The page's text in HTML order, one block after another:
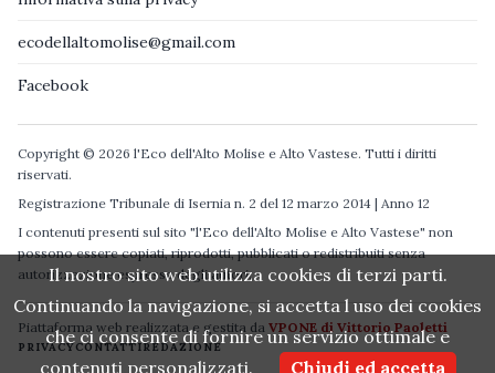
ecodellaltomolise@gmail.com
Facebook
Copyright © 2026 l'Eco dell'Alto Molise e Alto Vastese. Tutti i diritti
riservati.
Registrazione Tribunale di Isernia n. 2 del 12 marzo 2014 | Anno 12
I contenuti presenti sul sito "l'Eco dell'Alto Molise e Alto Vastese" non
possono essere copiati, riprodotti, pubblicati o redistribuiti senza
autorizzazione espressa degli autori.
Piattaforma web realizzata e gestita da VPONE di Vittorio Paoletti
PRIVACYCONTATTIREDAZIONE
Il nostro sito web utilizza cookies di terzi parti.
Continuando la navigazione, si accetta l uso dei cookies
che ci consente di fornire un servizio ottimale e
contenuti personalizzati.
Chiudi ed accetta